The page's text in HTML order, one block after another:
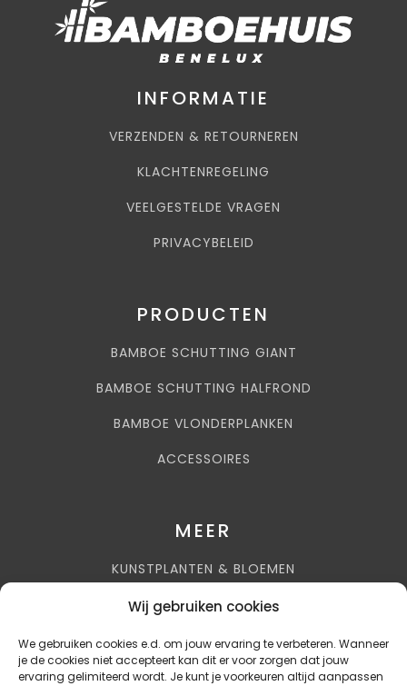
Wij gebruiken cookies
We gebruiken cookies e.d. om jouw ervaring te verbeteren. Wanneer
je de cookies niet accepteert kan dit er voor zorgen dat jouw
ervaring gelimiteerd wordt. Je kunt je voorkeuren altijd aanpassen
INFORMATIE
VERZENDEN & RETOURNEREN
KLACHTENREGELING
VEELGESTELDE VRAGEN
PRIVACYBELEID
PRODUCTEN
BAMBOE SCHUTTING GIANT
BAMBOE SCHUTTING HALFROND
BAMBOE VLONDERPLANKEN
ACCESSOIRES
MEER
KUNSTPLANTEN & BLOEMEN
AIRCOHUIS BENELUX
AKUPANELS